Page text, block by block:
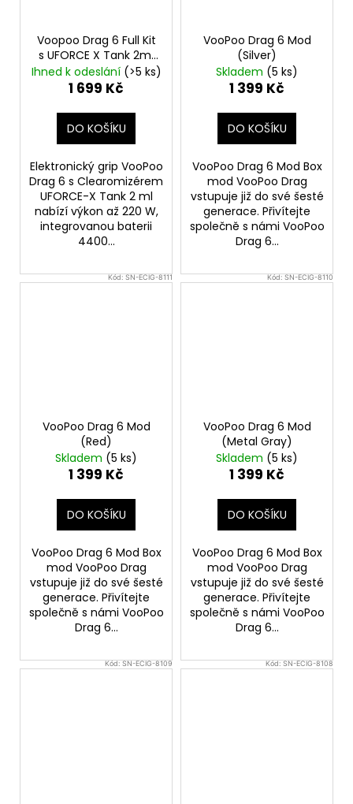
Voopoo Drag 6 Full Kit
s UFORCE X Tank 2ml
Black4400mAh
Ihned k odeslání (>5 ks)
1 699 Kč
DO KOŠÍKU
Elektronický grip VooPoo
Drag 6 s Clearomizérem
UFORCE-X Tank 2 ml
nabízí výkon až 220 W,
integrovanou baterii
4400...
VooPoo Drag 6 Mod
(Silver)
Skladem (5 ks)
1 399 Kč
DO KOŠÍKU
VooPoo Drag 6 Mod Box
mod VooPoo Drag
vstupuje již do své šesté
generace. Přivítejte
společně s námi VooPoo
Drag 6...
Kód:SN-ECIG-8111
VooPoo Drag 6 Mod
(Red)
Skladem (5 ks)
1 399 Kč
DO KOŠÍKU
VooPoo Drag 6 Mod Box
mod VooPoo Drag
vstupuje již do své šesté
generace. Přivítejte
společně s námi VooPoo
Drag 6...
Kód:SN-ECIG-8110
VooPoo Drag 6 Mod
(Metal Gray)
Skladem (5 ks)
1 399 Kč
DO KOŠÍKU
VooPoo Drag 6 Mod Box
mod VooPoo Drag
vstupuje již do své šesté
generace. Přivítejte
společně s námi VooPoo
Drag 6...
Kód:SN-ECIG-8109 Kód:SN-ECIG-8108